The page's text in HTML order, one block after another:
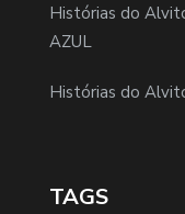
Histórias do
AZUL
Histórias do
TAGS